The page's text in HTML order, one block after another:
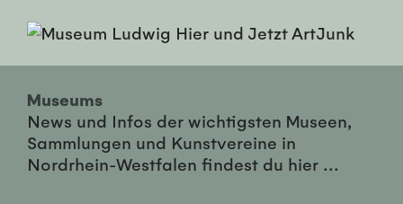
Museums
News und Infos der wichtigsten Museen,
Sammlungen und Kunstvereine in
Nordrhein-Westfalen findest du hier ...